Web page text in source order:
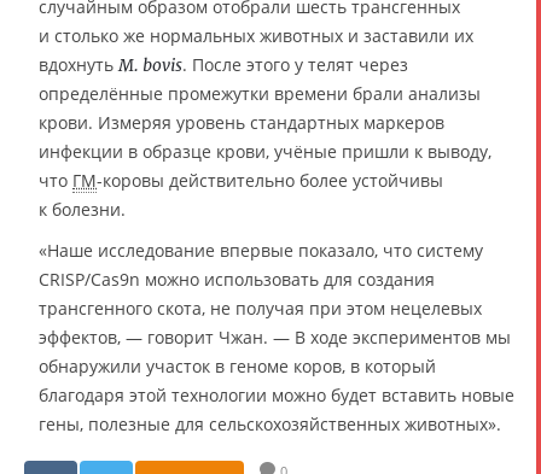
случайным образом отобрали шесть трансгенных
и столько же нормальных животных и заставили их
вдохнутьM. bovis. После этого у телят через
определённые промежутки времени брали анализы
крови. Измеряя уровень стандартных маркеров
инфекции в образце крови, учёные пришли к выводу,
что ГМ-коровы действительно более устойчивы
к болезни.
«Наше исследование впервые показало, что систему
CRISP/Cas9n можно использовать для создания
трансгенного скота, не получая при этом нецелевых
эффектов, — говорит Чжан. — В ходе экспериментов мы
обнаружили участок в геноме коров, в который
благодаря этой технологии можно будет вставить новые
гены, полезные для сельскохозяйственных животных».